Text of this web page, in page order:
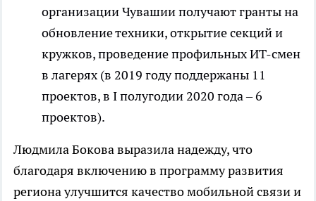
организации Чувашии получают гранты на
обновление техники, открытие секций и
кружков, проведение профильных ИТ-смен
в лагерях (в 2019 году поддержаны 11
проектов, в I полугодии 2020 года – 6
проектов).
Людмила Бокова выразила надежду, что
благодаря включению в программу развития
региона улучшится качество мобильной связи и